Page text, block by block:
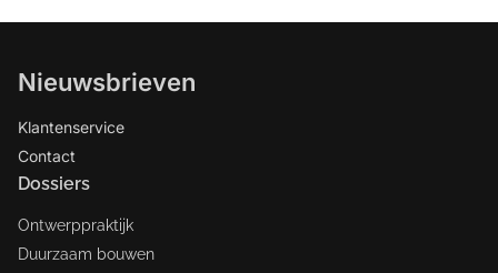
Nieuwsbrieven
Klantenservice
Contact
Dossiers
Ontwerppraktijk
Duurzaam bouwen